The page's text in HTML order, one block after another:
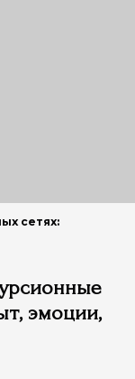
эмоции,
сетях: